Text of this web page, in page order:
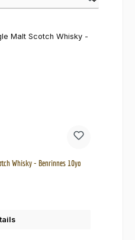
Whisky - Benrinnes 10yo